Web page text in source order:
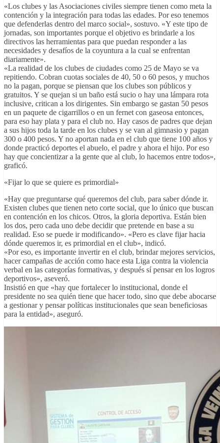
«Los clubes y las Asociaciones civiles siempre tienen como meta la
contención y la integración para todas las edades. Por eso tenemos
que defenderlas dentro del marco social», sostuvo. «Y este tipo de
jornadas, son importantes porque el objetivo es brindarle a los
directivos las herramientas para que puedan responder a las
necesidades y desafíos de la coyuntura a la cual se enfrentan
diariamente».
«La realidad de los clubes de ciudades como 25 de Mayo se va
repitiendo. Cobran cuotas sociales de 40, 50 o 60 pesos, y muchos
no la pagan, porque se piensan que los clubes son públicos y
gratuitos. Y se quejan si un baño está sucio o hay una lámpara rota
inclusive, critican a los dirigentes. Sin embargo se gastan 50 pesos
en un paquete de cigarrillos o en un fernet con gaseosa entonces,
para eso hay plata y para el club no. Hay casos de padres que dejan
a sus hijos toda la tarde en los clubes y se van al gimnasio y pagan
300 o 400 pesos. Y no aportan nada en el club que tiene 100 años y
donde practicó deportes el abuelo, el padre y ahora el hijo. Por eso
hay que concientizar a la gente que al club, lo hacemos entre todos»,
graficó.
«Fijar lo que se quiere es primordial»
«Hay que preguntarse qué queremos del club, para saber dónde ir.
Existen clubes que tienen neto corte social, que lo único que buscan
en contención en los chicos. Otros, la gloria deportiva. Están bien
los dos, pero cada uno debe decidir que pretende en base a su
realidad. Eso se puede ir modificando». «Pero es clave fijar hacia
dónde queremos ir, es primordial en el club», indicó.
«Por eso, es importante invertir en el club, brindar mejores servicios,
hacer campañas de acción como hace esta Liga contra la violencia
verbal en las categorías formativas, y después sí pensar en los logros
deportivos», aseveró.
Insistió en que «hay que fortalecer lo institucional, donde el
presidente no sea quién tiene que hacer todo, sino que debe abocarse
a gestionar y pensar políticas institucionales que sean beneficiosas
para la entidad», aseguró.